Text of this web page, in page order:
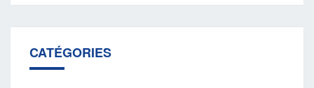
CATÉGORIES